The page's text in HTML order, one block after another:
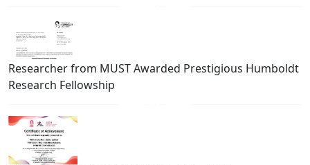
Researcher from MUST Awarded Prestigious Humboldt
Research Fellowship